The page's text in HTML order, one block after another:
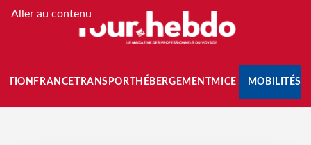
Aller au contenu
FRANCETRANSPORT HÉBERGEMENTMICE MOBILITÉS